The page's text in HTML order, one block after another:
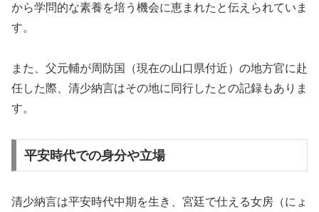
から学問的な素養を培う機会に恵まれたと伝えられていま
す。
また、父元輔が周防国（現在の山口県付近）の地方官に赴
任した際、清少納言はその地に同行したとの記録もありま
す。
平安時代での身分や立場
清少納言は平安時代中期を生き、宮廷で仕える女房（にょ